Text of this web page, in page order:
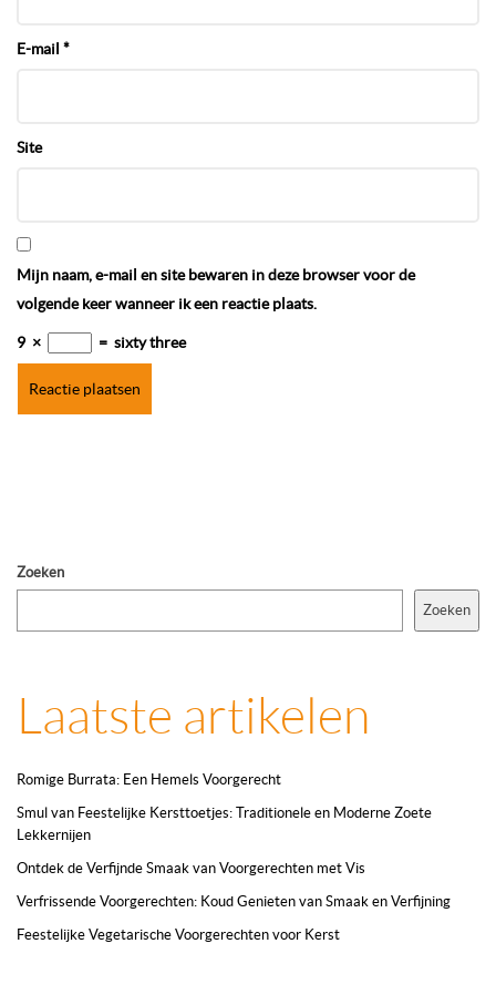
E-mail *
Site
Mijn naam, e-mail en site bewaren in deze browser voor de
volgende keer wanneer ik een reactie plaats.
9 × = sixty three
Zoeken
Zoeken
Laatste artikelen
Romige Burrata: Een Hemels Voorgerecht
Smul van Feestelijke Kersttoetjes: Traditionele en Moderne Zoete
Lekkernijen
Ontdek de Verfijnde Smaak van Voorgerechten met Vis
Verfrissende Voorgerechten: Koud Genieten van Smaak en Verfijning
Feestelijke Vegetarische Voorgerechten voor Kerst